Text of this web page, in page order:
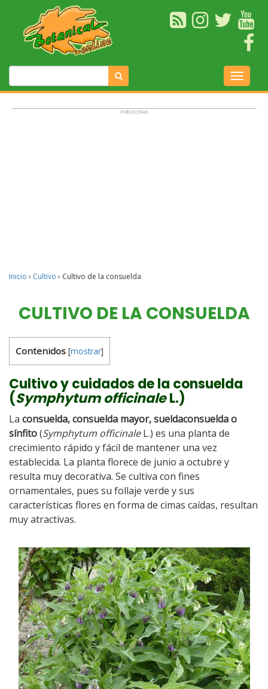
Inicio › Cultivo › Cultivo de la consuelda
CULTIVO DE LA CONSUELDA
Contenidos [mostrar]
Cultivo y cuidados de la consuelda
(Symphytum officinaleL.)
La consuelda, consuelda mayor, sueldaconsuelda o
sínfito(Symphytum officinaleL.) es una planta de
crecimiento rápido y fácil de mantener una vez
establecida. La planta florece de junio a octubre y
resulta muy decorativa. Se cultiva con fines
ornamentales, pues su follaje verde y sus
características flores en forma de cimas caídas, resultan
muy atractivas.